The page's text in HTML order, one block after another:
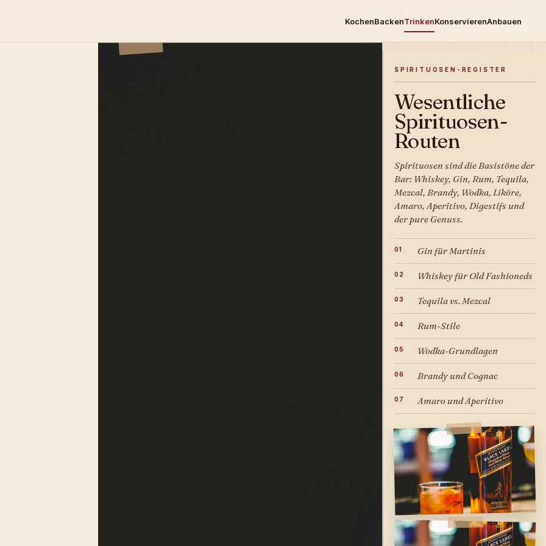
KochenBackenTrinkenKonservierenAnbauen
SPIRITUOSEN-REGISTER
Wesentliche
Spirituosen-
Routen
Spirituosen sind die Basistöne der
Bar: Whiskey, Gin, Rum, Tequila,
Mezcal, Brandy, Wodka, Liköre,
Amaro, Aperitivo, Digestifs und
der pure Genuss.
Gin für Martinis
Whiskey für Old Fashioneds
Tequila vs. Mezcal
Rum-Stile
Wodka-Grundlagen
Brandy und Cognac
Amaro und Aperitivo